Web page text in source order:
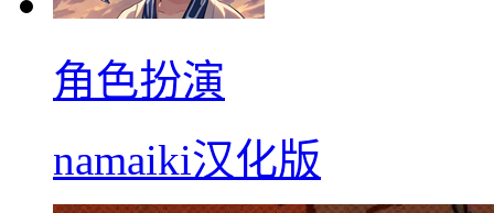
角色扮演
namaiki汉化版